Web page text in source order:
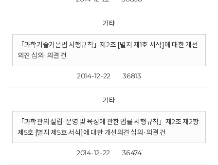
기타
「과학기술기본법 시행규칙」제2조 [별지 제1호 서식]에 대한 개선
의견 심의·의결 건
2014-12-22 36813
기타
「과학관의 설립·운영 및 육성에 관한 법률 시행규칙」제2조 제2항
제5호 [별지 제5호 서식]에 대한 개선의견 심의·의결 건
2014-12-22 36474